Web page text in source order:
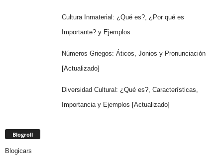
Cultura Inmaterial: ¿Qué es?, ¿Por qué es
Importante? y Ejemplos
Números Griegos: Áticos, Jonios y Pronunciación
[Actualizado]
Diversidad Cultural: ¿Qué es?, Características,
Importancia y Ejemplos [Actualizado]
Blogroll
Blogicars